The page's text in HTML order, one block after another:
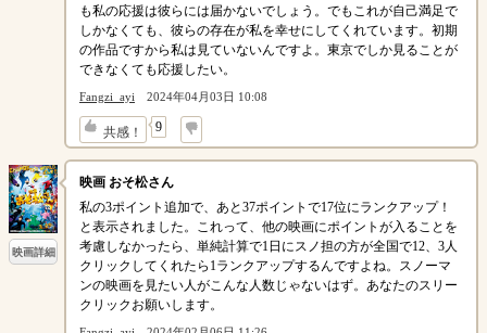
も私の応援は彼らには届かないでしょう。でもこれが自己満足で
しかなくても、彼らの存在が私を幸せにしてくれています。初期
の作品ですから私は見ていないんですよ。東京でしか見ることが
できなくても応援したい。
Fangzi_ayi 2024年04月03日 10:08
共感！ 9
↓
映画詳細
映画 おそ松さん
私の3ポイント追加で、あと37ポイントで17位にランクアップ！
と表示されました。これって、他の映画にポイントが入ることを
考慮しなかったら、単純計算で1日にスノ担の方が全国で12、3人
クリックしてくれたら1ランクアップするんですよね。スノーマ
ンの映画を見たい人がこんな人数じゃないはず。あなたのスリー
クリックお願いします。